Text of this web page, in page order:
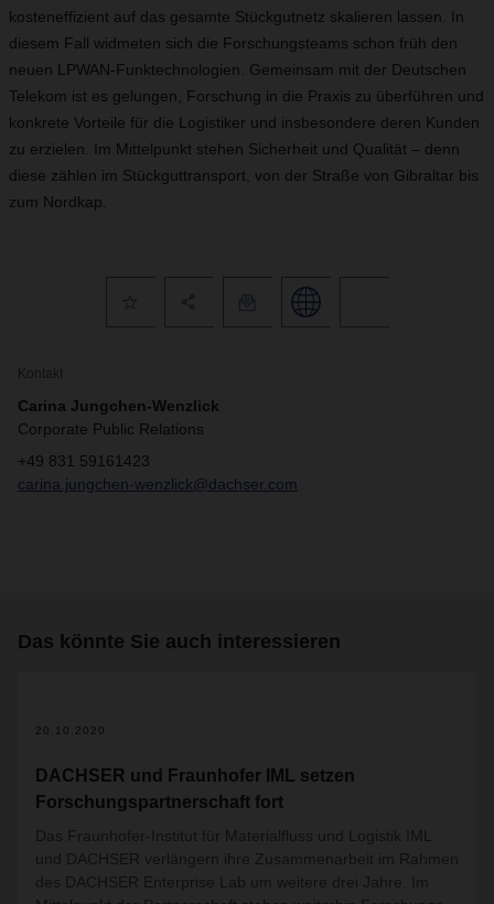
kosteneffizient auf das gesamte Stückgutnetz skalieren lassen. In
diesem Fall widmeten sich die Forschungsteams schon früh den
neuen LPWAN-Funktechnologien. Gemeinsam mit der Deutschen
Telekom ist es gelungen, Forschung in die Praxis zu überführen und
konkrete Vorteile für die Logistiker und insbesondere deren Kunden
zu erzielen. Im Mittelpunkt stehen Sicherheit und Qualität – denn
diese zählen im Stückguttransport, von der Straße von Gibraltar bis
zum Nordkap.
Kontakt
Carina Jungchen-Wenzlick
Corporate Public Relations
+49 831 59161423
carina.jungchen-wenzlick@dachser.com
Das könnte Sie auch interessieren
20.10.2020
DACHSER und Fraunhofer IML setzen
Forschungspartnerschaft fort
Das Fraunhofer-Institut für Materialfluss und Logistik IML
und DACHSER verlängern ihre Zusammenarbeit im Rahmen
des DACHSER Enterprise Lab um weitere drei Jahre. Im